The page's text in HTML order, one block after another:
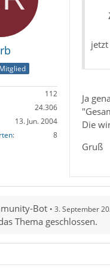
112
24.306
13. Jun. 2004
8
Ja
Die
Gruß
Bot 3. September
Thema geschlossen.